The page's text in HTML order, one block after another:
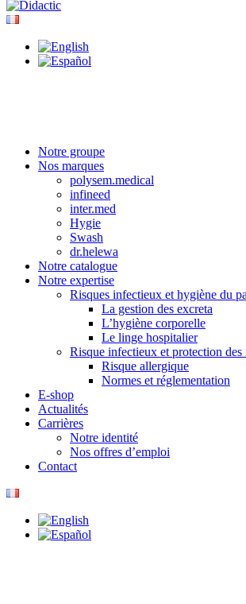
Notre groupe
Nos marques
polysem.medical
infineed
inter.med
Hygie
Swash
dr.helewa
Notre catalogue
Notre expertise
Risques infectieux et hygiène du
La gestion des excreta
L’hygiène corporelle
Le linge hospitalier
Risque infectieux et protection des
Risque allergique
Normes et réglementation
E-shop
Actualités
Carrières
Notre identité
Nos offres d’emploi
Contact